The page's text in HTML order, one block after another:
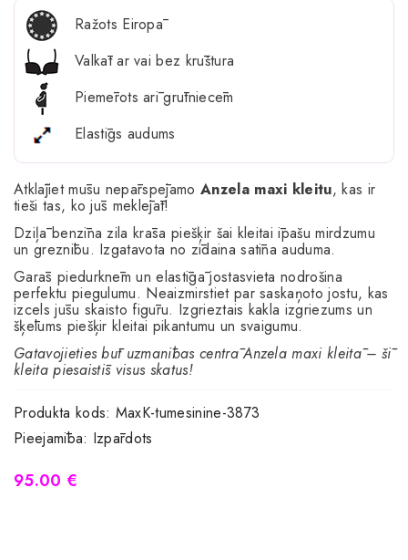
Ražots Eiropā
Valkāt ar vai bez krūštura
Piemērots arī grūtniecēm
Elastīgs audums
Atklājiet mūsu nepārspējamo Anzela maxi kleitu, kas ir
tieši tas, ko jūs meklējāt!
Dziļā benzīna zila krāsa piešķir šai kleitai īpašu mirdzumu
un greznību. Izgatavota no zīdaina satīna auduma.
Garās piedurknēm un elastīgā jostasvieta nodrošina
perfektu piegulumu. Neaizmirstiet par saskaņoto jostu, kas
izcels jūsu skaisto figūru. Izgrieztais kakla izgriezums un
šķēlums piešķir kleitai pikantumu un svaigumu.
Gatavojieties būt uzmanības centrā Anzela maxi kleitā – šī
kleita piesaistīs visus skatus!
Produkta kods: MaxK-tumesinine-3873
Pieejamība: Izpārdots
95.00 €